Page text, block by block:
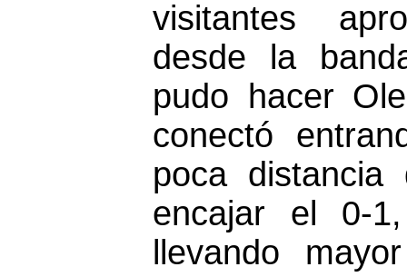
visitantes
desde la
pudo hacer
conectó
poca
encajar el 0-
llevando